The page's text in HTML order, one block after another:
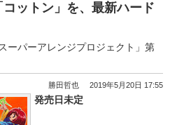
ットン」を、最新ハード
ーパーアレンジプロジェクト」第
勝田哲也 2019年5月20日 17:55
発売日未定